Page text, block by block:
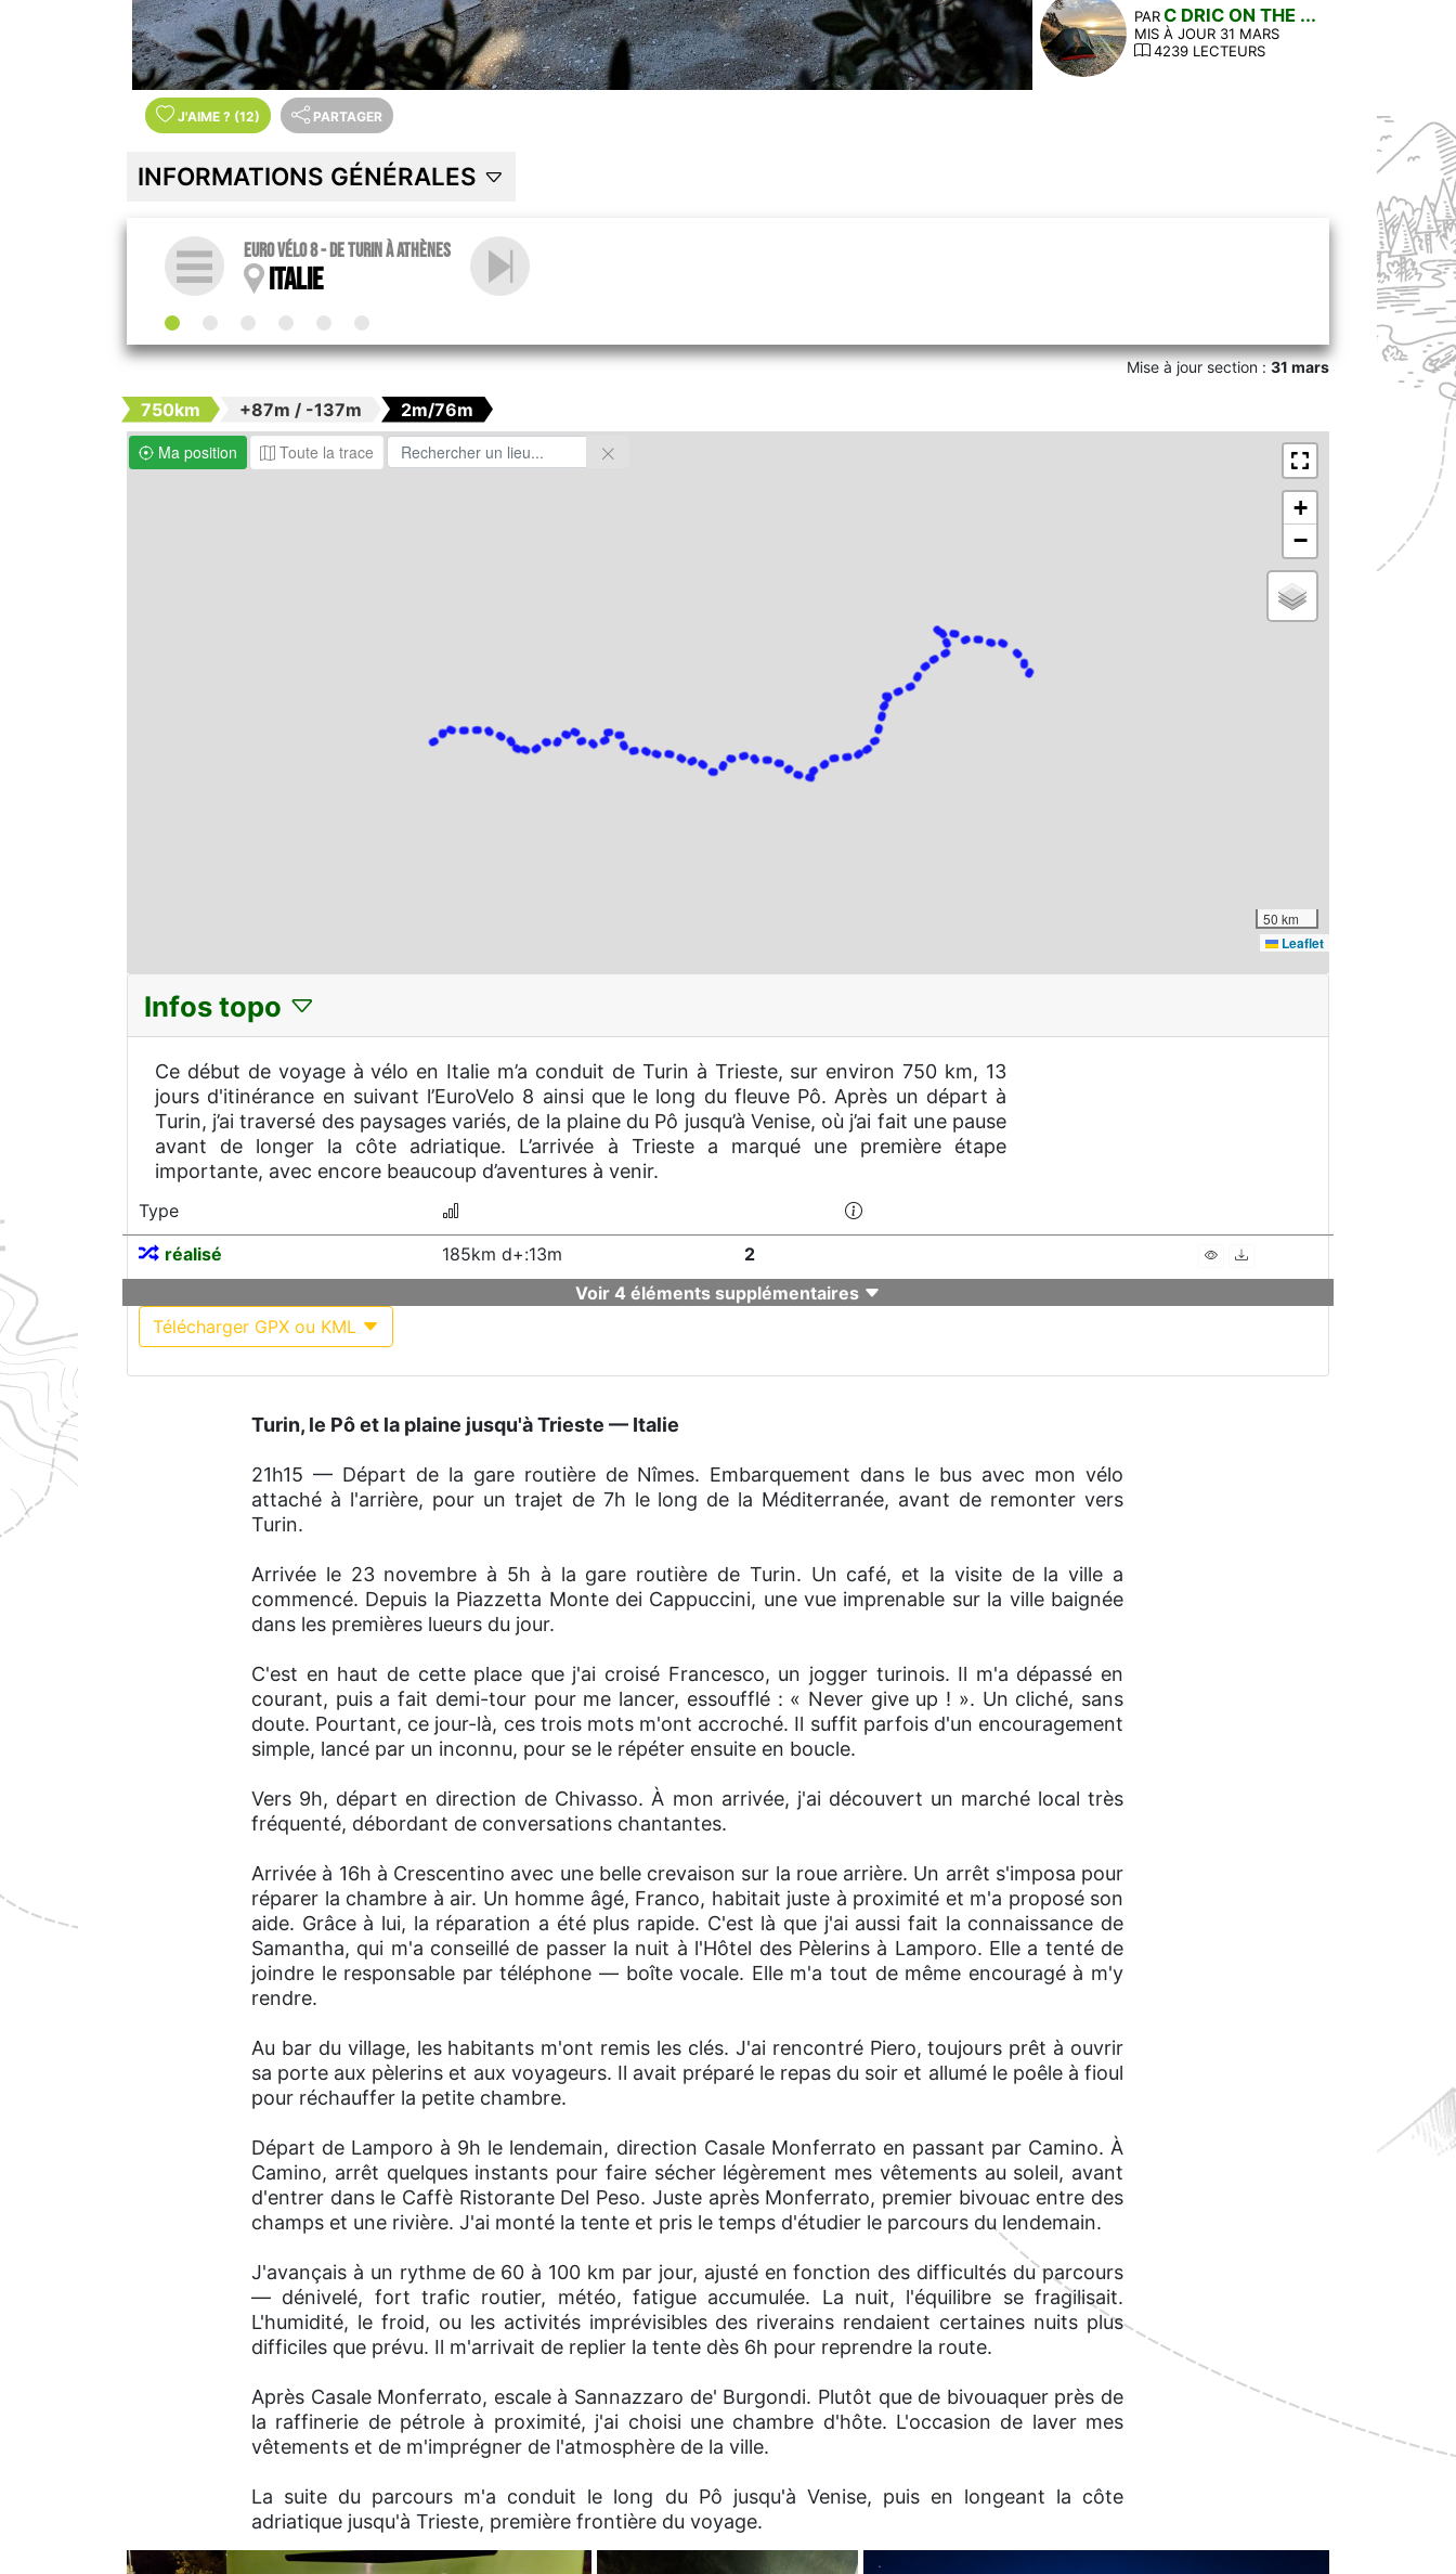
PAR C DRIC ON THE ...
MIS À JOUR 31 MARS
4239 LECTEURS
J'AIME ? (12) PARTAGER
INFORMATIONS GÉNÉRALES
Euro vélo 8 - De Turin à Athènes
Italie
Mise à jour section :31 mars
750km +87m / -137m
2m/76m
Ma position
Toute la trace
+
−
50 km
Leaflet
Infos topo
Ce début de voyage à vélo en Italie m’a conduit de Turin à Trieste, sur environ 750 km, 13
jours d'itinérance en suivant l’EuroVelo 8 ainsi que le long du fleuve Pô. Après un départ à
Turin, j’ai traversé des paysages variés, de la plaine du Pô jusqu’à Venise, où j’ai fait une pause
avant de longer la côte adriatique. L’arrivée à Trieste a marqué une première étape
importante, avec encore beaucoup d’aventures à venir.
Type
réalisé
185km d+:13m
2
Voir 4 éléments supplémentaires
Télécharger GPX ou KML
Turin, le Pô et la plaine jusqu'à Trieste — Italie
21h15 — Départ de la gare routière de Nîmes. Embarquement dans le bus avec mon vélo
attaché à l'arrière, pour un trajet de 7h le long de la Méditerranée, avant de remonter vers
Turin.
Arrivée le 23 novembre à 5h à la gare routière de Turin. Un café, et la visite de la ville a
commencé. Depuis la Piazzetta Monte dei Cappuccini, une vue imprenable sur la ville baignée
dans les premières lueurs du jour.
C'est en haut de cette place que j'ai croisé Francesco, un jogger turinois. Il m'a dépassé en
courant, puis a fait demi-tour pour me lancer, essoufflé : « Never give up ! ». Un cliché, sans
doute. Pourtant, ce jour-là, ces trois mots m'ont accroché. Il suffit parfois d'un encouragement
simple, lancé par un inconnu, pour se le répéter ensuite en boucle.
Vers 9h, départ en direction de Chivasso. À mon arrivée, j'ai découvert un marché local très
fréquenté, débordant de conversations chantantes.
Arrivée à 16h à Crescentino avec une belle crevaison sur la roue arrière. Un arrêt s'imposa pour
réparer la chambre à air. Un homme âgé, Franco, habitait juste à proximité et m'a proposé son
aide. Grâce à lui, la réparation a été plus rapide. C'est là que j'ai aussi fait la connaissance de
Samantha, qui m'a conseillé de passer la nuit à l'Hôtel des Pèlerins à Lamporo. Elle a tenté de
joindre le responsable par téléphone — boîte vocale. Elle m'a tout de même encouragé à m'y
rendre.
Au bar du village, les habitants m'ont remis les clés. J'ai rencontré Piero, toujours prêt à ouvrir
sa porte aux pèlerins et aux voyageurs. Il avait préparé le repas du soir et allumé le poêle à fioul
pour réchauffer la petite chambre.
Départ de Lamporo à 9h le lendemain, direction Casale Monferrato en passant par Camino. À
Camino, arrêt quelques instants pour faire sécher légèrement mes vêtements au soleil, avant
d'entrer dans le Caffè Ristorante Del Peso. Juste après Monferrato, premier bivouac entre des
champs et une rivière. J'ai monté la tente et pris le temps d'étudier le parcours du lendemain.
J'avançais à un rythme de 60 à 100 km par jour, ajusté en fonction des difficultés du parcours
— dénivelé, fort trafic routier, météo, fatigue accumulée. La nuit, l'équilibre se fragilisait.
L'humidité, le froid, ou les activités imprévisibles des riverains rendaient certaines nuits plus
difficiles que prévu. Il m'arrivait de replier la tente dès 6h pour reprendre la route.
Après Casale Monferrato, escale à Sannazzaro de' Burgondi. Plutôt que de bivouaquer près de
la raffinerie de pétrole à proximité, j'ai choisi une chambre d'hôte. L'occasion de laver mes
vêtements et de m'imprégner de l'atmosphère de la ville.
La suite du parcours m'a conduit le long du Pô jusqu'à Venise, puis en longeant la côte
adriatique jusqu'à Trieste, première frontière du voyage.